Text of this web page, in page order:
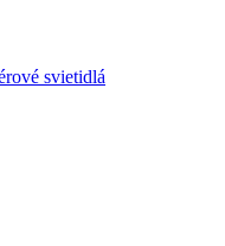
svietidlá